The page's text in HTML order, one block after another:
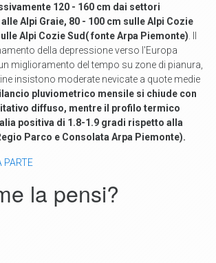
120 - 160 cm dai settori
Alpi Graie, 80 - 100 cm sulle Alpi Cozie
Alpi Cozie Sud( fonte Arpa Piemonte). Il
della depressione verso l'Europa
miglioramento del tempo su zone di pianura,
insistono moderate nevicate a quote medie
pluviometrico mensile si chiude con
diffuso, mentre il profilo termico
positiva di 1.8-1.9 gradi rispetto alla
Parco e Consolata Arpa Piemonte).
PARTE
la pensi?